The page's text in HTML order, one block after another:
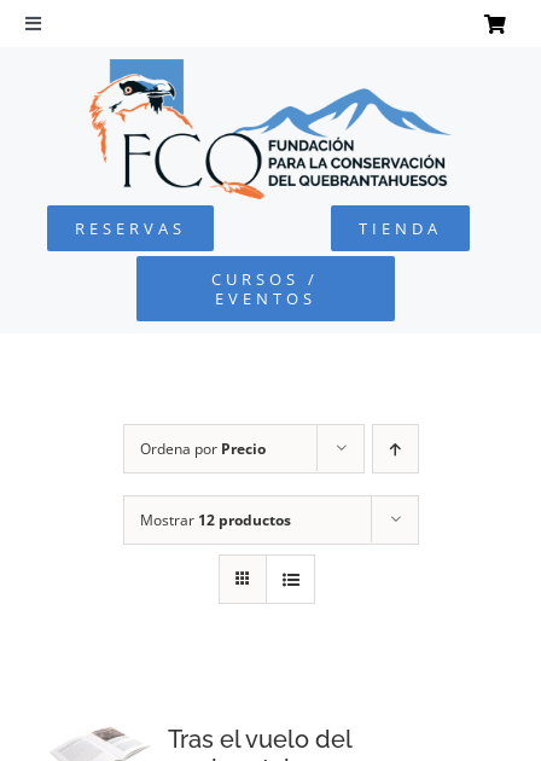
Saltar
Toggle
Navigation
QUEBRANTAHUESOS
FUNDACIÓN
CONTACTO
RESERVAS TIENDA
CURSOS /
EVENTOS
Ordena por Precio
Mostrar 12 productos
Tras el vuelo del